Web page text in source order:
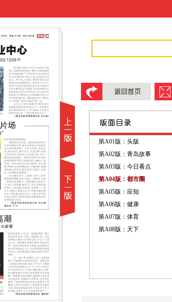
第A01版：头版
第A02版：青岛故事
第A03版：今日看点
第A04版：都市圈
第A05版：应知
第A06版：健康
第A07版：体育
第A08版：天下